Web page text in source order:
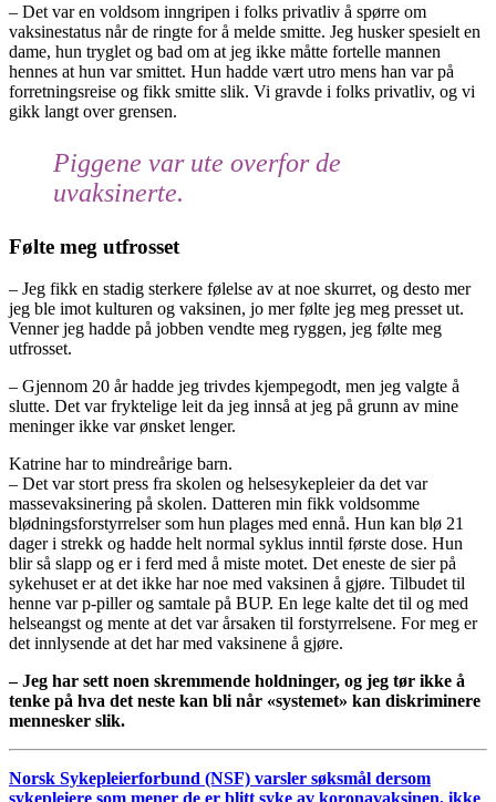
– Det var en voldsom inngripen i folks privatliv å spørre om
vaksinestatus når de ringte for å melde smitte. Jeg husker spesielt en
dame, hun tryglet og bad om at jeg ikke måtte fortelle mannen
hennes at hun var smittet. Hun hadde vært utro mens han var på
forretningsreise og fikk smitte slik. Vi gravde i folks privatliv, og vi
gikk langt over grensen.
Piggene var ute overfor de
uvaksinerte.
Følte meg utfrosset
– Jeg fikk en stadig sterkere følelse av at noe skurret, og desto mer
jeg ble imot kulturen og vaksinen, jo mer følte jeg meg presset ut.
Venner jeg hadde på jobben vendte meg ryggen, jeg følte meg
utfrosset.
– Gjennom 20 år hadde jeg trivdes kjempegodt, men jeg valgte å
slutte. Det var fryktelige leit da jeg innså at jeg på grunn av mine
meninger ikke var ønsket lenger.
Katrine har to mindreårige barn.
– Det var stort press fra skolen og helsesykepleier da det var
massevaksinering på skolen. Datteren min fikk voldsomme
blødningsforstyrrelser som hun plages med ennå. Hun kan blø 21
dager i strekk og hadde helt normal syklus inntil første dose. Hun
blir så slapp og er i ferd med å miste motet. Det eneste de sier på
sykehuset er at det ikke har noe med vaksinen å gjøre. Tilbudet til
henne var p-piller og samtale på BUP. En lege kalte det til og med
helseangst og mente at det var årsaken til forstyrrelsene. For meg er
det innlysende at det har med vaksinene å gjøre.
– Jeg har sett noen skremmende holdninger, og jeg tør ikke å
tenke på hva det neste kan bli når «systemet» kan diskriminere
mennesker slik.
Norsk Sykepleierforbund (NSF) varsler søksmål dersom